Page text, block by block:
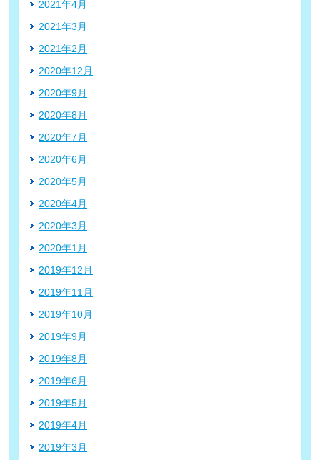
2021年4月
2021年3月
2021年2月
2020年12月
2020年9月
2020年8月
2020年7月
2020年6月
2020年5月
2020年4月
2020年3月
2020年1月
2019年12月
2019年11月
2019年10月
2019年9月
2019年8月
2019年6月
2019年5月
2019年4月
2019年3月